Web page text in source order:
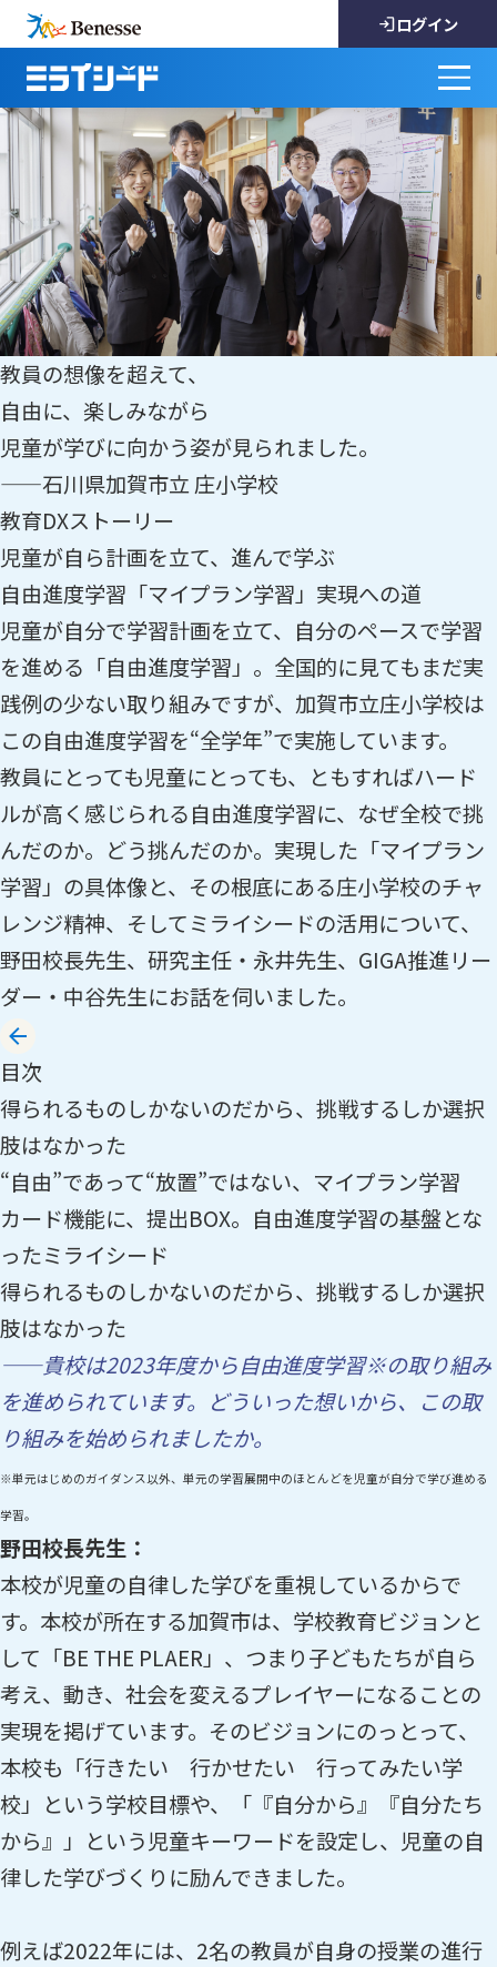
ログイン
教員の想像を超えて、
自由に、楽しみながら
児童が学びに向かう姿が見られました。
——石川県加賀市立 庄小学校
教育DXストーリー
児童が自ら計画を立て、進んで学ぶ
自由進度学習「マイプラン学習」実現への道
児童が自分で学習計画を立て、自分のペースで学習
を進める「自由進度学習」。全国的に見てもまだ実
践例の少ない取り組みですが、加賀市立庄小学校は
この自由進度学習を“全学年”で実施しています。
教員にとっても児童にとっても、ともすればハード
ルが高く感じられる自由進度学習に、なぜ全校で挑
んだのか。どう挑んだのか。実現した「マイプラン
学習」の具体像と、その根底にある庄小学校のチャ
レンジ精神、そしてミライシードの活用について、
野田校長先生、研究主任・永井先生、GIGA推進リー
ダー・中谷先生にお話を伺いました。
目次
得られるものしかないのだから、挑戦するしか選択
肢はなかった
“自由”であって“放置”ではない、マイプラン学習
カード機能に、提出BOX。自由進度学習の基盤とな
ったミライシード
得られるものしかないのだから、挑戦するしか選択
肢はなかった
——貴校は2023年度から自由進度学習※の取り組み
を進められています。どういった想いから、この取
り組みを始められましたか。
※単元はじめのガイダンス以外、単元の学習展開中のほとんどを児童が自分で学び進める
学習。
野田校長先生：
本校が児童の自律した学びを重視しているからで
す。本校が所在する加賀市は、学校教育ビジョンと
して「BE THE PLAER」、つまり子どもたちが自ら
考え、動き、社会を変えるプレイヤーになることの
実現を掲げています。そのビジョンにのっとって、
本校も「行きたい 行かせたい 行ってみたい学
校」という学校目標や、「『自分から』『自分たち
から』」という児童キーワードを設定し、児童の自
律した学びづくりに励んできました。
例えば2022年には、2名の教員が自身の授業の進行